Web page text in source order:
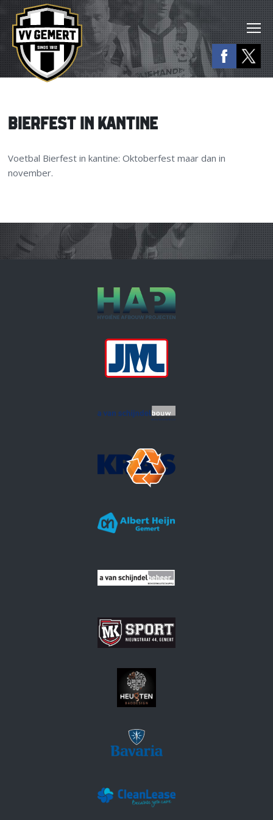
BIERFEST IN KANTINE
Voetbal Bierfest in kantine: Oktoberfest maar dan in
november.